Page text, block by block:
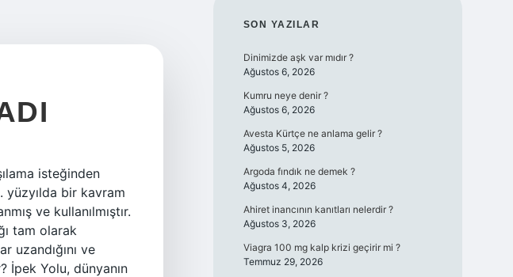
isteğinden
bir kavram
ve kullanılmıştır.
tam olarak
ve
İpek Yolu, dünyanın
SIDEBAR
SON YAZILAR
Dinimizde aşk var mıdır ?
Ağustos 6, 2026
Kumru neye denir ?
Ağustos 6, 2026
Avesta Kürtçe ne anlama gelir ?
Ağustos 5, 2026
Argoda fındık ne demek ?
Ağustos 4, 2026
Ahiret inancının kanıtları nelerdir ?
Ağustos 3, 2026
Viagra 100 mg kalp krizi geçirir mi ?
Temmuz 29, 2026